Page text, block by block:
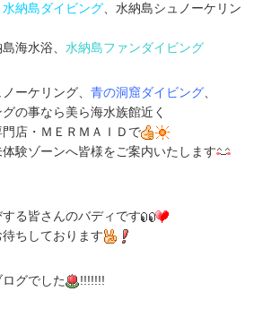
水納島ダイビング 、水納島シュノーケリン
島海水浴、 水納島ファンダイビング
ーケリング、 青の洞窟ダイビング
の事なら美ら海水族館近く
門店 ・ ＭＥＲＭＡＩＤ で
験ゾーンへ皆様をご案内いたします
る皆さんのバディです
ちしております
グでした !!!!!!!